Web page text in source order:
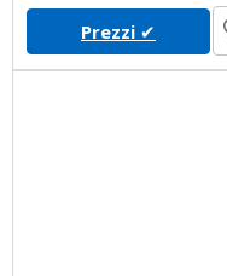
Prezzi ✔